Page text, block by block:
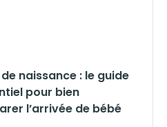
naissance : le guide
pour bien
l’arrivée de bébé